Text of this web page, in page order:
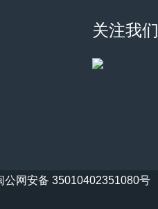
关注我们
公网安备 35010402351080号